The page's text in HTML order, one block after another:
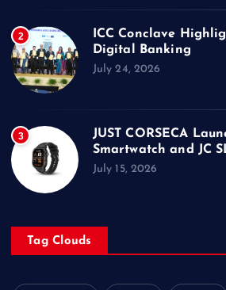
2
ICC Conclave
Digital Banking
July 24, 2026
3
JUST CORSECA
Smartwatch and JC
July 15, 2026
Tag Clouds